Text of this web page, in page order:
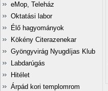
eMop, Teleház
Oktatási labor
Élő hagyományok
Kökény Citerazenekar
Gyöngyvirág Nyugdíjas Klub
Labdarúgás
Hitélet
Árpád kori templomrom